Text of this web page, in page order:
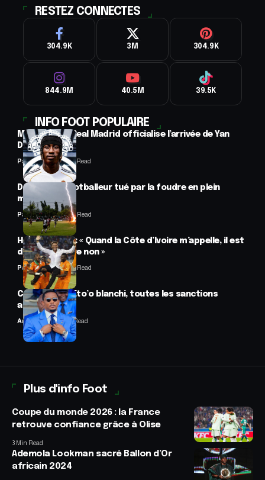
RESTEZ CONNECTES
304.9K 3M 304.9K
844.9M 40.5M 39.5K
INFO FOOT POPULAIRE
Mercato : Le Real Madrid officialise l’arrivée de Yan
Diomandé
Panafrofoot1 Min Read
Drame : un footballeur tué par la foudre en plein
match
Panafrofoot2 Min Read
Hervé Renard : « Quand la Côte d’Ivoire m’appelle, il est
difficile de dire non »
Panafrofoot2 Min Read
CAF : Samuel Eto’o blanchi, toutes les sanctions
annulées
Anselme AVI2 Min Read
Plus d'info Foot
Coupe du monde 2026 : la France
retrouve confiance grâce à Olise
3 Min Read
Ademola Lookman sacré Ballon d’Or
africain 2024